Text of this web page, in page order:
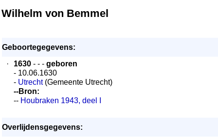
Wilhelm von Bemmel
Geboortegegevens:
·
1630 - - - geboren
- 10.06.1630
- Utrecht(Gemeente Utrecht)
--Bron:
-- Houbraken 1943, deel I
Overlijdensgegevens: